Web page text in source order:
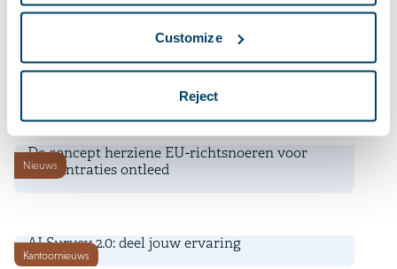
Customize
Reject
Nieuws
Telemarketing voortaan alleen nog met
Nieuws
9 juli 2026
De concept herziene EU-richtsnoeren voor
concentraties ontleed
Kantoornieuws
AI Survey 2.0: deel jouw ervaring